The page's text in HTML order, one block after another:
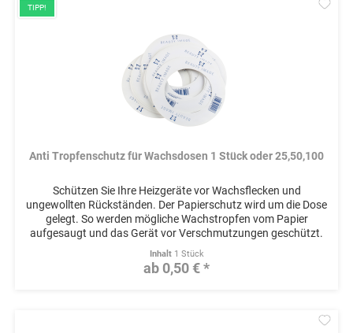
TIPP!
Anti Tropfenschutz für Wachsdosen 1 Stück oder 25,50,100
Schützen Sie Ihre Heizgeräte vor Wachsflecken und
ungewollten Rückständen. Der Papierschutz wird um die Dose
gelegt. So werden mögliche Wachstropfen vom Papier
aufgesaugt und das Gerät vor Verschmutzungen geschützt.
Inhalt 1 Stück
ab 0,50 € *